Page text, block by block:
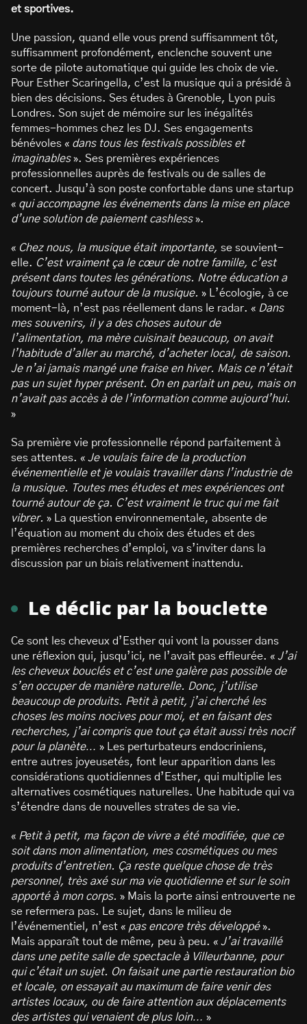
et sportives.
Une passion, quand elle vous prend suffisamment tôt,
suffisamment profondément, enclenche souvent une
sorte de pilote automatique qui guide les choix de vie.
Pour Esther Scaringella, c’est la musique qui a présidé à
bien des décisions. Ses études à Grenoble, Lyon puis
Londres. Son sujet de mémoire sur les inégalités
femmes-hommes chez les DJ. Ses engagements
bénévoles « dans tous les festivals possibles et
imaginables». Ses premières expériences
professionnelles auprès de festivals ou de salles de
concert. Jusqu’à son poste confortable dans une startup
« qui accompagne les événements dans la mise en place
d’une solution de paiement cashless».
« Chez nous, la musique était importante, se souvient-
elle. C’est vraiment ça le cœur de notre famille, c’est
présent dans toutes les générations. Notre éducation a
toujours tourné autour de la musique. » L’écologie, à ce
moment-là, n’est pas réellement dans le radar. « Dans
mes souvenirs, il y a des choses autour de
l’alimentation, ma mère cuisinait beaucoup, on avait
l’habitude d’aller au marché, d’acheter local, de saison.
Je n’ai jamais mangé une fraise en hiver. Mais ce n’était
pas un sujet hyper présent. On en parlait un peu, mais on
n’avait pas accès à de l’information comme aujourd’hui.
»
Sa première vie professionnelle répond parfaitement à
ses attentes. « Je voulais faire de la production
événementielle et je voulais travailler dans l’industrie de
la musique. Toutes mes études et mes expériences ont
tourné autour de ça. C’est vraiment le truc qui me fait
vibrer. »
La question environnementale, absente de
l’équation au moment du choix des études et des
premières recherches d’emploi, va s’inviter dans la
discussion par un biais relativement inattendu.
Le déclic par la bouclette
Ce sont les cheveux d’Esther qui vont la pousser dans
une réflexion qui, jusqu’ici, ne l’avait pas effleurée. « J’ai
les cheveux bouclés et c’est une galère pas possible de
s’en occuper de manière naturelle. Donc, j’utilise
beaucoup de produits. Petit à petit, j’ai cherché les
choses les moins nocives pour moi, et en faisant des
recherches, j’ai compris que tout ça était aussi très nocif
pour la planète… » Les perturbateurs endocriniens,
entre autres joyeusetés, font leur apparition dans les
considérations quotidiennes d’Esther, qui multiplie les
alternatives cosmétiques naturelles. Une habitude qui va
s’étendre dans de nouvelles strates de sa vie.
« Petit à petit, ma façon de vivre a été modifiée, que ce
soit dans mon alimentation, mes cosmétiques ou mes
produits d’entretien. Ça reste quelque chose de très
personnel, très axé sur ma vie quotidienne et sur le soin
apporté à mon corps. » Mais la porte ainsi entrouverte ne
se refermera pas. Le sujet, dans le milieu de
l’événementiel, n’est « pas encore très développé».
Mais apparaît tout de même, peu à peu. « J’ai travaillé
dans une petite salle de spectacle à Villeurbanne, pour
qui c’était un sujet. On faisait une partie restauration bio
et locale, on essayait au maximum de faire venir des
artistes locaux, ou de faire attention aux déplacements
des artistes qui venaient de plus loin… »